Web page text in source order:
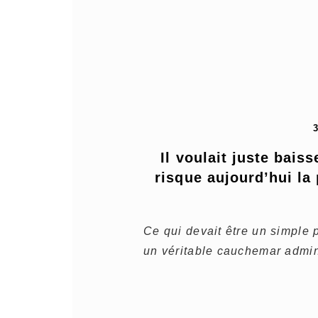
Il voulait juste
risque aujourd’hui
Ce qui devait être un simple
un véritable cauchemar